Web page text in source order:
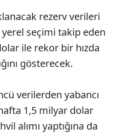
Sesi Aç
rezerv verileri
yerel seçimi takip eden
ile rekor bir hızda
gösterecek.
verilerden yabancı
1,5 milyar dolar
alımı yaptığına da